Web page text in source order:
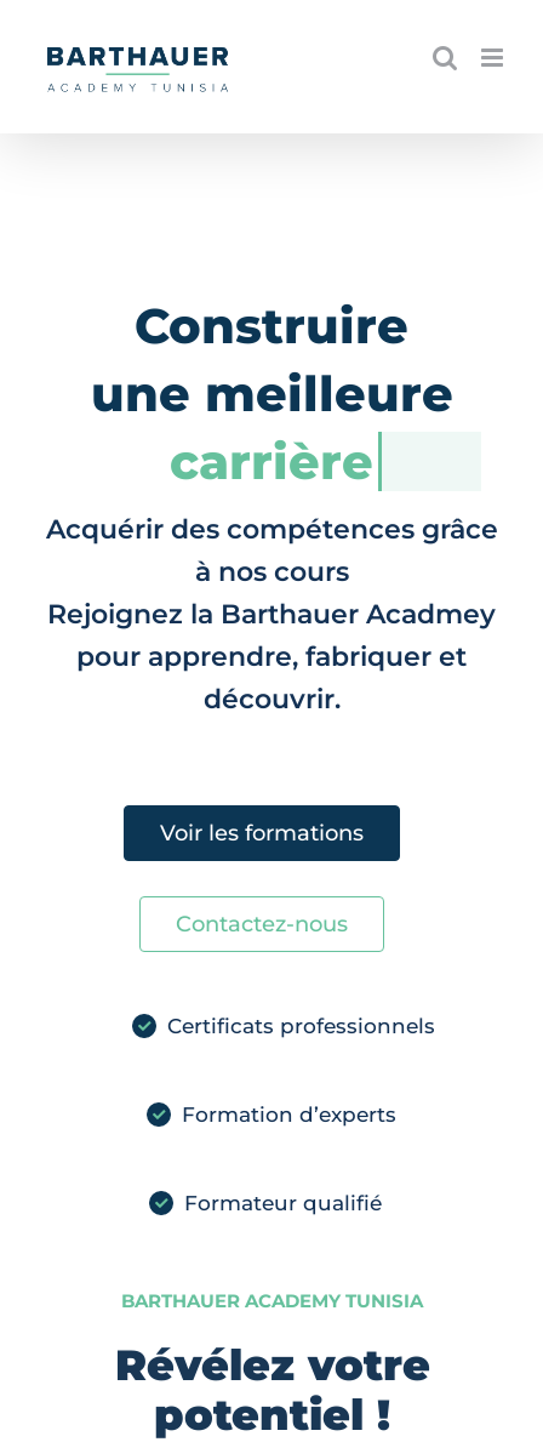
content
Construire
une meilleure
carrière
Acquérir des compétences grâce
à nos cours
Rejoignez la Barthauer Acadmey
pour apprendre, fabriquer et
découvrir.
Voir les formations
Contactez-nous
Certificats professionnels
Formation d’experts
Formateur qualifié
BARTHAUER ACADEMY TUNISIA
Révélez votre
potentiel !